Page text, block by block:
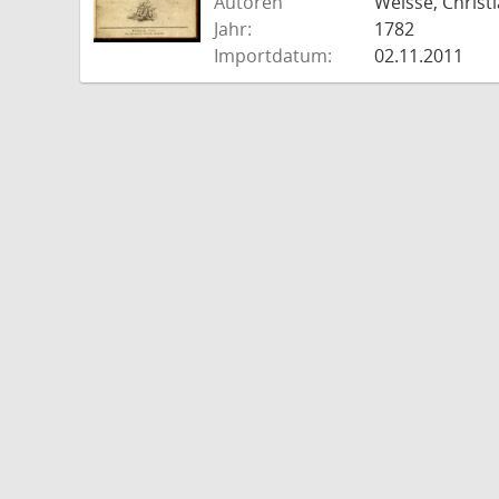
Jahr:
1782
Importdatum:
02.11.2011